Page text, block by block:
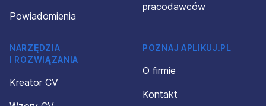
Powiadomienia
pracodawców
NARZĘDZIA
I ROZWIĄZANIA
Kreator CV
POZNAJ APLIKUJ.PL
O firmie
Kontakt